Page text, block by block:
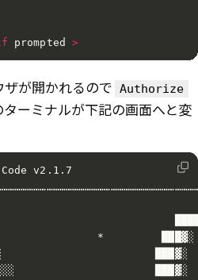
prompted >
が開かれるので Authorize
ーミナルが下記の画面へと変
v2.1.7
*         ███▓░
███▓░
███▓░